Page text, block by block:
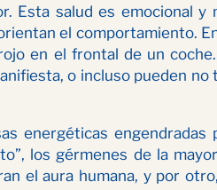
Esta salud es emocional y
el comportamiento.
en el frontal de un
o incluso pueden
energéticas
los gérmenes de la
el aura humana, y por